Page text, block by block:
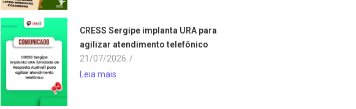
CRESS Sergipe implanta URA para
agilizar atendimento telefônico
21/07/2026 /
Leia mais